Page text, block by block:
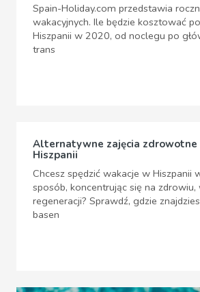
Spain-Holiday.com przedstawia
wakacyjnych. Ile będzie kosztować
Hiszpanii w 2020, od noclegu po
trans
Alternatywne zajęcia
Hiszpanii
Chcesz spędzić wakacje w Hiszpanii
sposób, koncentrując się na zdrowiu,
regeneracji? Sprawdź, gdzie
basen